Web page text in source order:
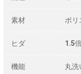
素材 ポリ
ヒダ 1.5
機能
丸洗